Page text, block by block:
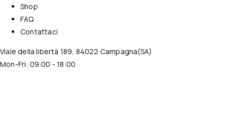
Shop
FAQ
Contattaci
Viale della libertà 189, 84022 Campagna(SA)
Mon-Fri: 09:00 - 18:00